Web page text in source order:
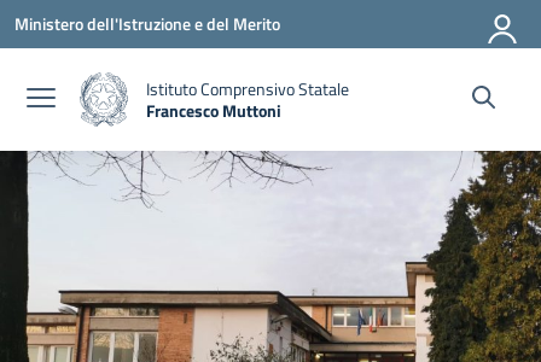
Vai ai contenuti
Vai al menu di navigazione
Vai al footer
Ministero dell'Istruzione e del Merito
Istituto Comprensivo Statale
Francesco Muttoni